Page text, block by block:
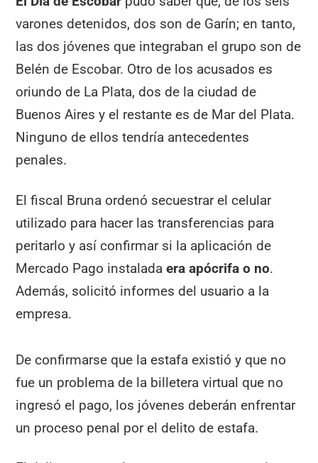
varones detenidos, dos son de Garín; en tanto,
las dos jóvenes que integraban el grupo son de
Belén de Escobar. Otro de los acusados es
oriundo de La Plata, dos de la ciudad de
Buenos Aires y el restante es de Mar del Plata.
Ninguno de ellos tendría antecedentes
penales.
El fiscal Bruna ordenó secuestrar el celular
utilizado para hacer las transferencias para
peritarlo y así confirmar si la aplicación de
Mercado Pago instaladaera apócrifa o no.
Además, solicitó informes del usuario a la
empresa.
De confirmarse que la estafa existió y que no
fue un problema de la billetera virtual que no
ingresó el pago, los jóvenes deberán enfrentar
un proceso penal por el delito de estafa.